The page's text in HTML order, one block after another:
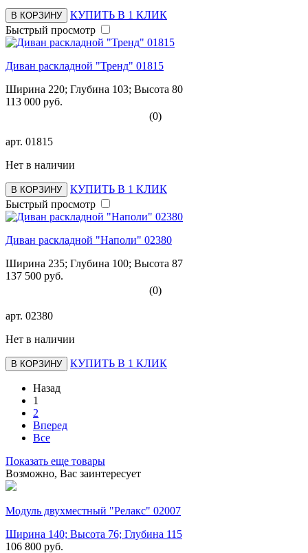
В КОРЗИНУ
КУПИТЬ В 1 КЛИК
Быстрый просмотр
Диван раскладной "Тренд" 01815
Ширина 220; Глубина 103; Высота 80
113 000 руб.
(0)
арт. 01815
Нет в наличии
В КОРЗИНУ
КУПИТЬ В 1 КЛИК
Быстрый просмотр
Диван раскладной "Наполи" 02380
Ширина 235; Глубина 100; Высота 87
137 500 руб.
(0)
арт. 02380
Нет в наличии
В КОРЗИНУ КУПИТЬ В 1 КЛИК
Назад
1
2
Вперед
Все
Показать еще товары
Возможно, Вас заинтересует
Модуль двухместный "Релакс" 02007
Ширина 140; Высота 76; Глубина 115
106 800 руб.